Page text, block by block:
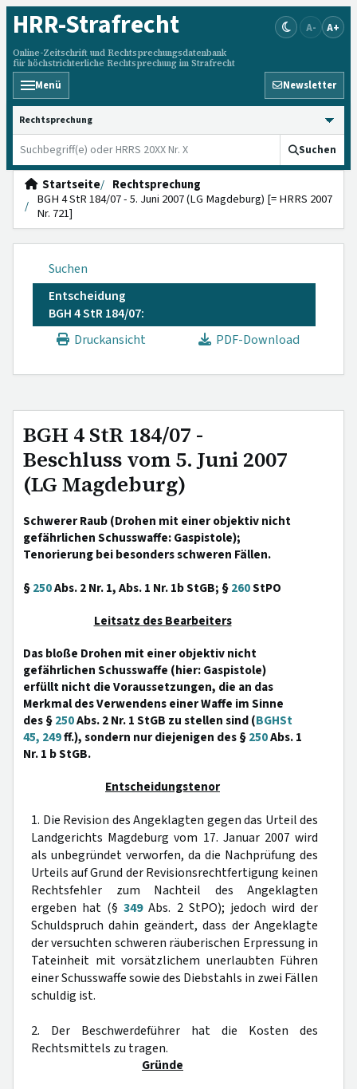
HRR-Strafrecht
Online-Zeitschrift und Rechtsprechungsdatenbank
für höchstrichterliche Rechtsprechung im Strafrecht
A- A+
Menü Newsletter
HRRS durchsuchen
Suchen
Startseite
Rechtsprechung
BGH 4 StR 184/07 - 5. Juni 2007 (LG Magdeburg) [= HRRS 2007
Nr. 721]
Suchen
Entscheidung
BGH 4 StR 184/07:
Druckansicht
PDF-Download
BGH 4 StR 184/07 -
Beschluss vom 5. Juni 2007
(LG Magdeburg)
Schwerer Raub (Drohen mit einer objektiv nicht
gefährlichen Schusswaffe: Gaspistole);
Tenorierung bei besonders schweren Fällen.
§250Abs. 2 Nr. 1, Abs. 1 Nr. 1b StGB; §260StPO
Leitsatz des Bearbeiters
Das bloße Drohen mit einer objektiv nicht
gefährlichen Schusswaffe (hier: Gaspistole)
erfüllt nicht die Voraussetzungen, die an das
Merkmal des Verwendens einer Waffe im Sinne
des §250Abs. 2 Nr. 1 StGB zu stellen sind (BGHSt
45, 249ff.), sondern nur diejenigen des §250Abs. 1
Nr. 1 b StGB.
Entscheidungstenor
1. Die Revision des Angeklagten gegen das Urteil des
Landgerichts Magdeburg vom 17. Januar 2007 wird
als unbegründet verworfen, da die Nachprüfung des
Urteils auf Grund der Revisionsrechtfertigung keinen
Rechtsfehler zum Nachteil des Angeklagten
ergeben hat (§349Abs. 2 StPO); jedoch wird der
Schuldspruch dahin geändert, dass der Angeklagte
der versuchten schweren räuberischen Erpressung in
Tateinheit mit vorsätzlichem unerlaubten Führen
einer Schusswaffe sowie des Diebstahls in zwei Fällen
schuldig ist.
2. Der Beschwerdeführer hat die Kosten des
Rechtsmittels zu tragen.
Gründe